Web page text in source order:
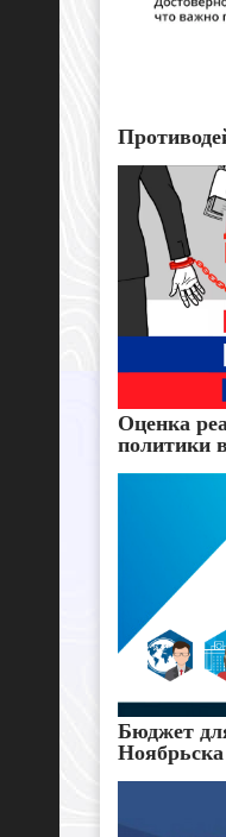
Оценка
политики
Бюджет
Ноябрьска